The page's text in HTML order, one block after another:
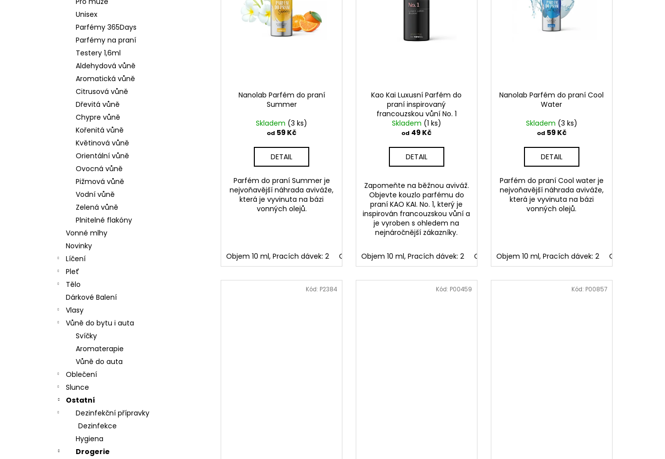
Unisex
Parfémy 365Days
Parfémy na praní
Testery 1,6ml
Aldehydová vůně
Aromatická vůně
Citrusová vůně
Dřevitá vůně
Chypre vůně
Kořenitá vůně
Květinová vůně
Orientální vůně
Ovocná vůně
Pižmová vůně
Vodní vůně
Zelená vůně
Plnitelné flakóny
Vonné mlhy
Novinky
Líčení
Pleť
Tělo
Dárkové Balení
Vlasy
Vůně do bytu i auta
Svíčky
Aromaterapie
Vůně do auta
Oblečení
Slunce
Ostatní
Dezinfekční přípravky
Dezinfekce
Hygiena
Drogerie
Nanolab Parfém do praní
Summer
Skladem (3 ks)
od 59 Kč
DETAIL
Parfém do praní Summer je
nejvoňavější náhrada aviváže,
která je vyvinuta na bázi
vonných olejů.
Objem 10 ml, Pracích dávek: 2 Objem 150 ml, Pracích dávek: 30 Objem 300 ml, Pracích dávek: 60 Objem 300 ml,
Kao Kai Luxusní Parfém do
praní inspirovaný
francouzskou vůní No. 1
Skladem (1 ks)
od 49 Kč
DETAIL
Zapomeňte na běžnou aviváž.
Objevte kouzlo parfému do
praní KAO KAI. No. 1,který je
inspirován francouzskou vůní a
je vyroben s ohledem na
nejnáročnější zákazníky.
Objem 10 ml, Pracích dávek: 2 Objem 150 ml, Pracích dávek: 30
Nanolab Parfém do praní Cool
Water
Skladem (3 ks)
od 59 Kč
DETAIL
Parfém do praní Cool water je
nejvoňavější náhrada aviváže,
která je vyvinuta na bázi
vonných olejů.
Objem 10 ml, Pracích dávek: 2 Objem 150 ml,
Kód: P2384 Kód: P00459 Kód: P00857